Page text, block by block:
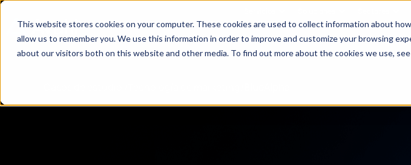
This website stores cookies on your computer. These cookies are used to collect information about
allow us to remember you. We use this information in order to improve and customize your browsing
about our visitors both on this website and other media. To find out more about the cookies we use, see